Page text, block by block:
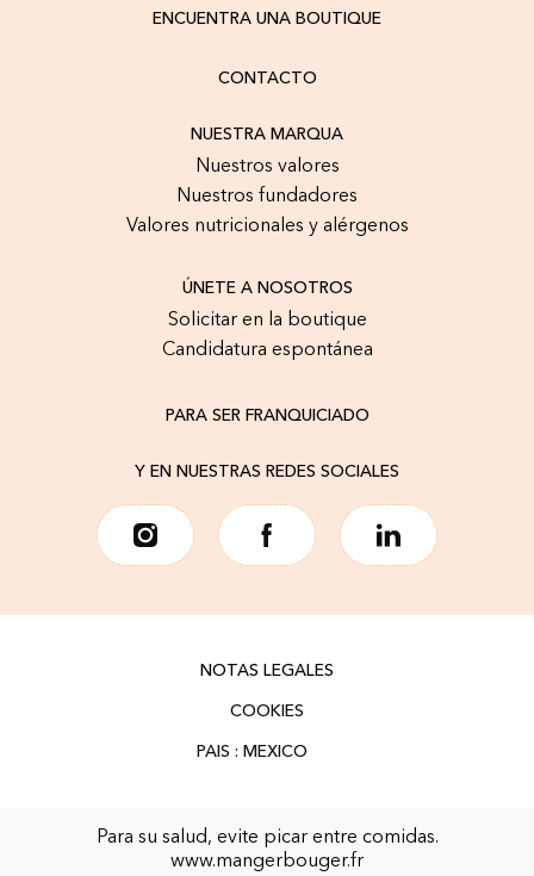
ENCUENTRA UNA BOUTIQUE
CONTACTO
NUESTRA MARQUA
Nuestros valores
Nuestros fundadores
Valores nutricionales y alérgenos
ÚNETE A NOSOTROS
Solicitar en la boutique
Candidatura espontánea
PARA SER FRANQUICIADO
Y EN NUESTRAS REDES SOCIALES
NOTAS LEGALES
COOKIES
Para su salud, evite picar entre comidas.
www.mangerbouger.fr